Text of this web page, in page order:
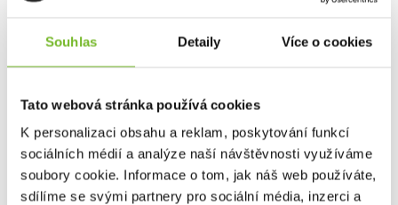
Souhlas Detaily Více o cookies
Tato webová stránka používá cookies
K personalizaci obsahu a reklam, poskytování funkcí
sociálních médií a analýze naší návštěvnosti využíváme
soubory cookie. Informace o tom, jak náš web používáte,
sdílíme se svými partnery pro sociální média, inzerci a
Balení obsahuje:
vyměnitelnou filtrační vložkouGraphene:Ultra
účinná minimálně na 1 000 litrů*
1×filtr s aktivním uhlím– účinný až na500 litrů
1× plastová proplachovací zátka (pro čištění filtru)
1× pumpa a kohoutek